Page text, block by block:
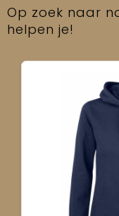
Op zoek naar
helpen je!